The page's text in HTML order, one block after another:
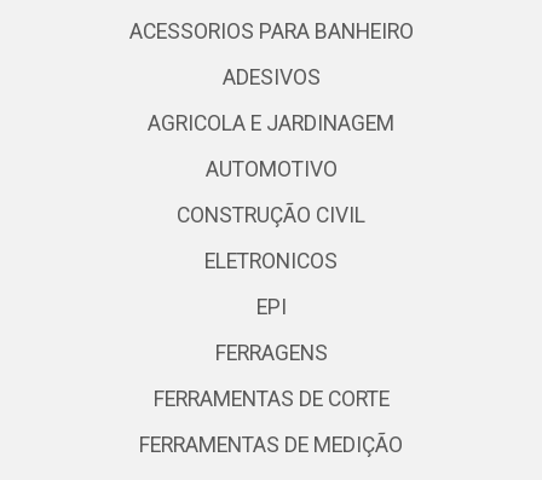
ACESSORIOS PARA BANHEIRO
ADESIVOS
AGRICOLA E JARDINAGEM
AUTOMOTIVO
CONSTRUÇÃO CIVIL
ELETRONICOS
EPI
FERRAGENS
FERRAMENTAS DE CORTE
FERRAMENTAS DE MEDIÇÃO